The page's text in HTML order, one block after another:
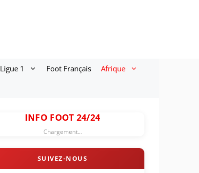
Ligue 1 Foot Français Afrique
INFO FOOT 24/24
Chargement...